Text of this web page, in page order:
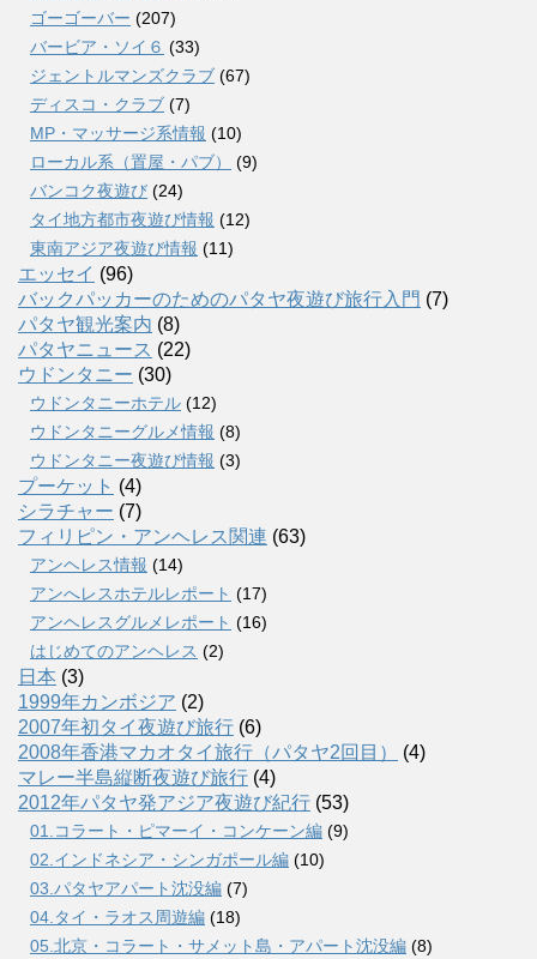
ゴーゴーバー (207)
バービア・ソイ６ (33)
ジェントルマンズクラブ (67)
ディスコ・クラブ (7)
MP・マッサージ系情報 (10)
ローカル系（置屋・パブ）
(9)
バンコク夜遊び (24)
タイ地方都市夜遊び情報 (12)
東南アジア夜遊び情報 (11)
エッセイ (96)
バックパッカーのためのパタヤ夜遊び旅行入門 (7)
パタヤ観光案内 (8)
パタヤニュース (22)
ウドンタニー (30)
ウドンタニーホテル (12)
ウドンタニーグルメ情報 (8)
ウドンタニー夜遊び情報 (3)
プーケット (4)
シラチャー (7)
フィリピン・アンヘレス関連 (63)
アンヘレス情報 (14)
アンへレスホテルレポート (17)
アンヘレスグルメレポート (16)
はじめてのアンヘレス (2)
日本 (3)
1999年カンボジア (2)
2007年初タイ夜遊び旅行 (6)
2008年香港マカオタイ旅行（パタヤ2回目）
(4)
マレー半島縦断夜遊び旅行 (4)
2012年パタヤ発アジア夜遊び紀行 (53)
01.コラート・ピマーイ・コンケーン編 (9)
02.インドネシア・シンガポール編 (10)
03.パタヤアパート沈没編 (7)
04.タイ・ラオス周遊編 (18)
05.北京・コラート・サメット島・アパート沈没編 (8)